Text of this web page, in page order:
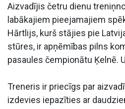
Aizvadījis četru dienu
labākajiem pieejamajiem
Hārtlijs, kurš stājies pie
stūres, ir apņēmības pilns
pasaules čempionātu Ķelnē.
Treneris ir priecīgs par
izdevies iepazīties ar